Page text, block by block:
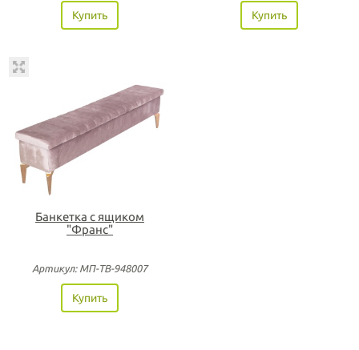
Купить Купить
Банкетка с ящиком
"Франс"
Артикул: МП-ТВ-948007
Купить